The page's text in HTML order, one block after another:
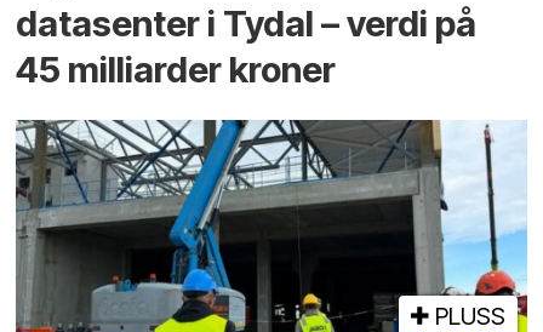
datasenter i Tydal – verdi på
45 milliarder kroner
PLUSS